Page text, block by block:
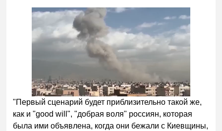
"Первый сценарий будет приблизительно такой же,
как и "good will", "добрая воля" россиян, которая
была ими объявлена, когда они бежали с Киевщины,